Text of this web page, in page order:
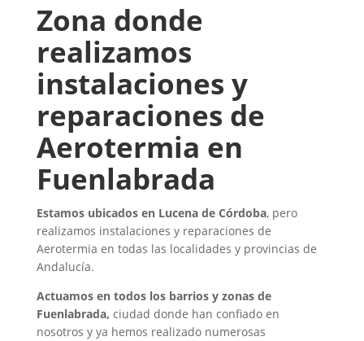
Zona donde
realizamos
instalaciones y
reparaciones de
Aerotermia en
Fuenlabrada
Estamos ubicados en Lucena de Córdoba, pero
realizamos instalaciones y reparaciones de
Aerotermia en todas las localidades y provincias de
Andalucía.
Actuamos en todos los barrios y zonas de
Fuenlabrada, ciudad donde han confiado en
nosotros y ya hemos realizado numerosas